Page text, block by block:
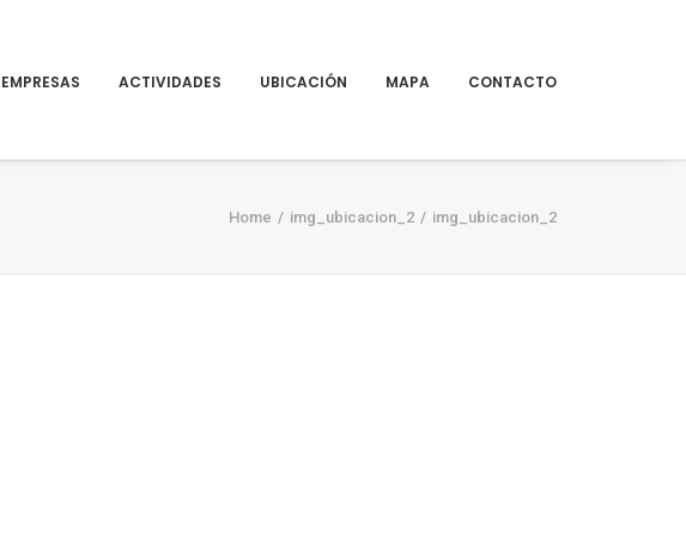
EMPRESAS ACTIVIDADES UBICACIÓN MAPA CONTACTO
Home img_ubicacion_2 img_ubicacion_2